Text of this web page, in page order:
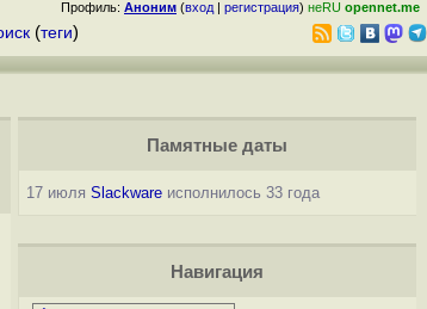
Профиль: Аноним (вход | регистрация) неRU opennet.me
(теги)
Памятные даты
17 июля Slackwareисполнилось 33 года
Навигация